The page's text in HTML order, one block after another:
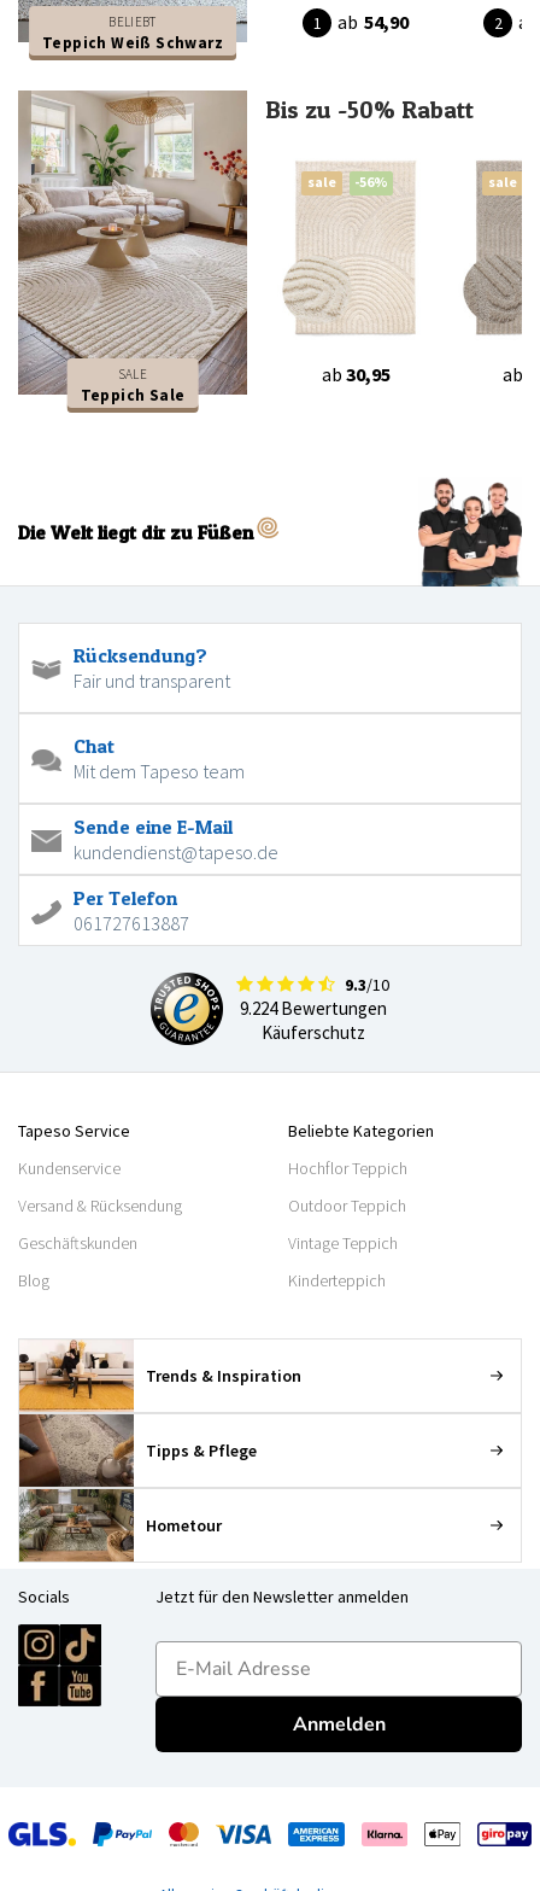
BELIEBT
Teppich Weiß Schwarz
ab 54,90 ab
SALE
Teppich Sale
Bis zu -50% Rabatt
sale -56%
ab 30,95
sale
ab
Die Welt liegt dir zu Füßen
Rücksendung?
Fair und transparent
Chat
Mit dem Tapeso team
Sende eine E-Mail
kundendienst@tapeso.de
Per Telefon
061727613887
9.3/10
9.224 Bewertungen
Käuferschutz
Tapeso Service
Kundenservice
Versand & Rücksendung
Geschäftskunden
Blog
Beliebte Kategorien
Hochflor Teppich
Outdoor Teppich
Vintage Teppich
Kinderteppich
Trends & Inspiration
Tipps & Pflege
Hometour
Socials Jetzt für den Newsletter anmelden
E-mailadres
Anmelden